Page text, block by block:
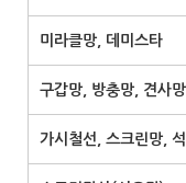
미라클망, 데미스타
구갑망, 방충망, 견사망
가시철선, 스크린망,